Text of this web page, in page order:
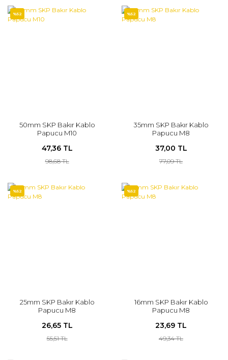
%52
50mm SKP Bakır Kablo
Papucu M10
47,36 TL
98,68 TL
%52
35mm SKP Bakır Kablo
Papucu M8
37,00 TL
77,09 TL
%52
25mm SKP Bakır Kablo
Papucu M8
26,65 TL
55,51 TL
%52
16mm SKP Bakır Kablo
Papucu M8
23,69 TL
49,34 TL